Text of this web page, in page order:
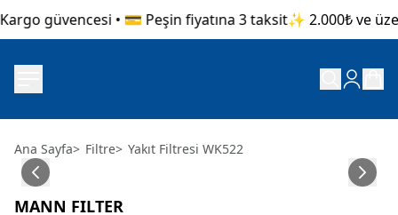
güvencesi • 💳 Peşin fiyatına 3 taksit✨ 2.000₺ ve
Ana Sayfa> Filtre> Yakıt Filtresi WK522
MANN FILTER